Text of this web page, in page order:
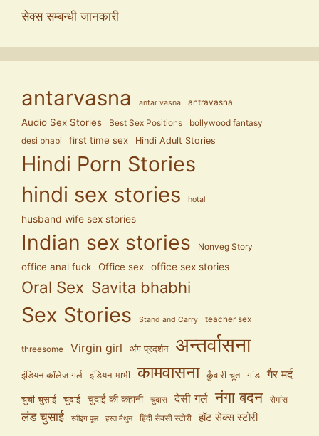
सेक्स सम्बन्धी जानकारी
antarvasna antar vasna antravasna
Audio Sex Stories Best Sex Positions
bollywood fantasy
desi bhabi
first time sex Hindi Adult Stories
Hindi Porn Stories
hindi sex stories
hotal
husband wife sex stories
Indian sex stories Nonveg Story
office anal fuck Office sex office sex stories
Oral Sex Savita bhabhi
Sex Stories Stand and Carry teacher sex
threesome Virgin girl अंग प्रदर्शन अन्तर्वासना
इंडियन कॉलेज गर्ल इंडियन भाभी कामवासना कुँवारी चूत गांड गैर मर्द
चुची चुसाई चुदाई चुदाई की कहानी चुदास देसी गर्ल नंगा बदन रोमांस
लंड चुसाई स्वीइंग पूल हस्त मैथुन हिंदी सेक्सी स्टोरी हॉट सेक्स स्टोरी